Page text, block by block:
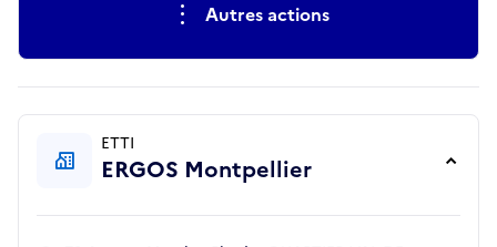
Autres actions
ETTI
ERGOS Montpellier